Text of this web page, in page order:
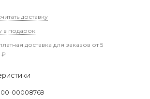
доставку
в подарок
доставка для заказов от 5
₽
00-00008769